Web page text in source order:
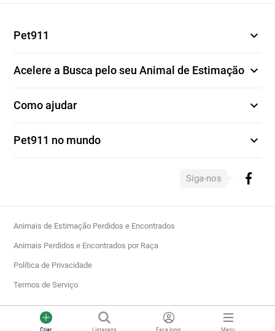
Criar Listagens Faça login Menu
Pet911 expand_more
Acelere a Busca pelo seu Animal de Estimação expand_more
Como ajudar expand_more
Pet911 no mundo expand_more
Siga-nos
Animais de Estimação Perdidos e Encontrados
Animais Perdidos e Encontrados por Raça
Política de Privacidade
Termos de Serviço